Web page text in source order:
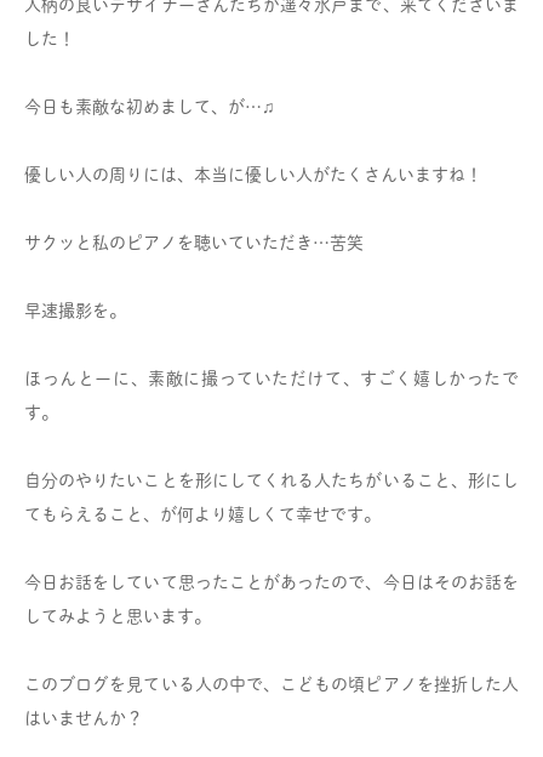
人柄の良いデザイナーさんたちが遥々水戸まで、来てくださいま
した！
今日も素敵な初めまして、が…♫
優しい人の周りには、本当に優しい人がたくさんいますね！
サクッと私のピアノを聴いていただき…苦笑
早速撮影を。
ほっんとーに、素敵に撮っていただけて、すごく嬉しかったで
す。
自分のやりたいことを形にしてくれる人たちがいること、形にし
てもらえること、が何より嬉しくて幸せです。
今日お話をしていて思ったことがあったので、今日はそのお話を
してみようと思います。
このブログを見ている人の中で、こどもの頃ピアノを挫折した人
はいませんか？